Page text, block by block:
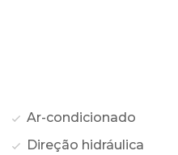
Ar-condicionado
Direção hidráulica